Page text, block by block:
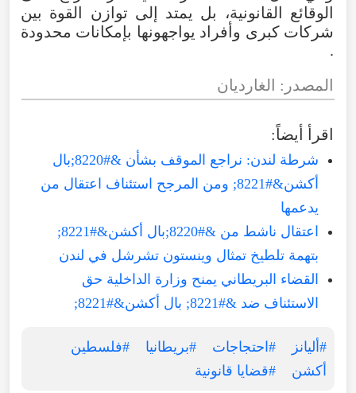
الوقائع
القانونية، بل يمتد إلى توازن القوة بين
شركات كبرى وأفراد يواجهونها بإمكانات محدودة
.
المصدر : الغارديان
اقرأ أيضاً:
شرطة لندن: نراجع الموقف بشأن &#8220;بال
أكشن&#8221; ومن المرجح استئناف اعتقال من
يدعمها
اعتقال ناشط من &#8220;بال أكشن&#8221;
بتهمة تلطيخ تمثال وينستون تشرشل في لندن
القضاء البريطاني يمنح وزارة الداخلية حق
الاستئناف ضد &#8221; بال أكشن&#8221;
#أليانز #احتجاجات #بريطانيا
#فلسطين
أكشن
#قضايا قانونية